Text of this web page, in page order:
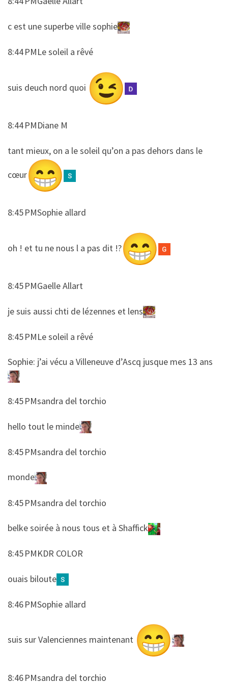
​​c est une superbe ville sophie
8:44 PMLe soleil a rêvé
​​suis deuch nord quoi
8:44 PMDiane M
​​tant mieux, on a le soleil qu’on a pas dehors dans le
cœur
8:45 PMSophie allard
​​oh ! et tu ne nous l a pas dit !?
8:45 PMGaelle Allart
​​je suis aussi chti de lézennes et lens
8:45 PMLe soleil a rêvé
​​Sophie: j’ai vécu a Villeneuve d’Ascq jusque mes 13 ans
8:45 PMsandra del torchio
​​hello tout le minde
8:45 PMsandra del torchio
​​monde
8:45 PMsandra del torchio
​​belke soirée à nous tous et à Shaffick
8:45 PMKDR COLOR
​​ouais biloute
8:46 PMSophie allard
​​suis sur Valenciennes maintenant
8:46 PMsandra del torchio